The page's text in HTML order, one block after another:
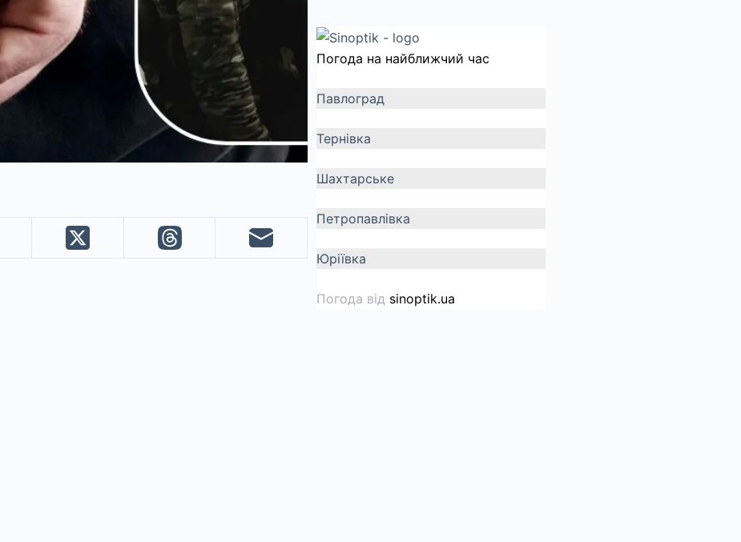
Погода на найближчий час
Павлоград
Тернівка
Шахтарське
Петропавлівка
Юріївка
Погода від sinoptik.ua